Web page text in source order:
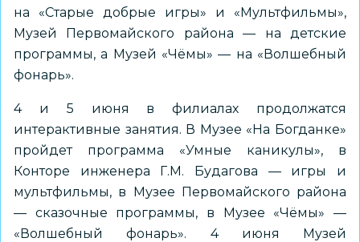
на «Старые добрые игры» и «Мультфильмы»,
Музей Первомайского района — на детские
программы, а Музей «Чёмы» — на «Волшебный
фонарь».
4 и 5 июня в филиалах продолжатся
интерактивные занятия. В Музее «На Богданке»
пройдет программа «Умные каникулы», в
Конторе инженера Г.М. Будагова — игры и
мультфильмы, в Музее Первомайского района
— сказочные программы, в Музее «Чёмы» —
«Волшебный фонарь». 4 июня Музей